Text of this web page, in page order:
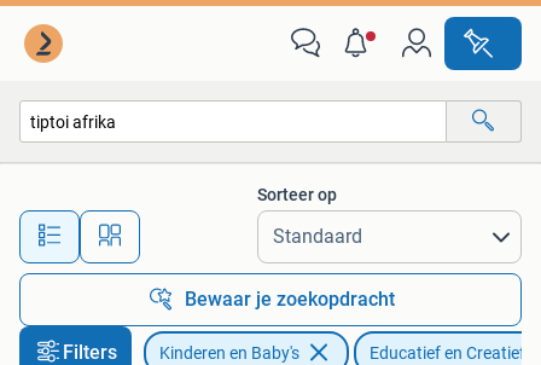
Alle afstanden…
Sorteer op
Bewaar je zoekopdracht
Filters Kinderen en Baby's Educatief en Creatief